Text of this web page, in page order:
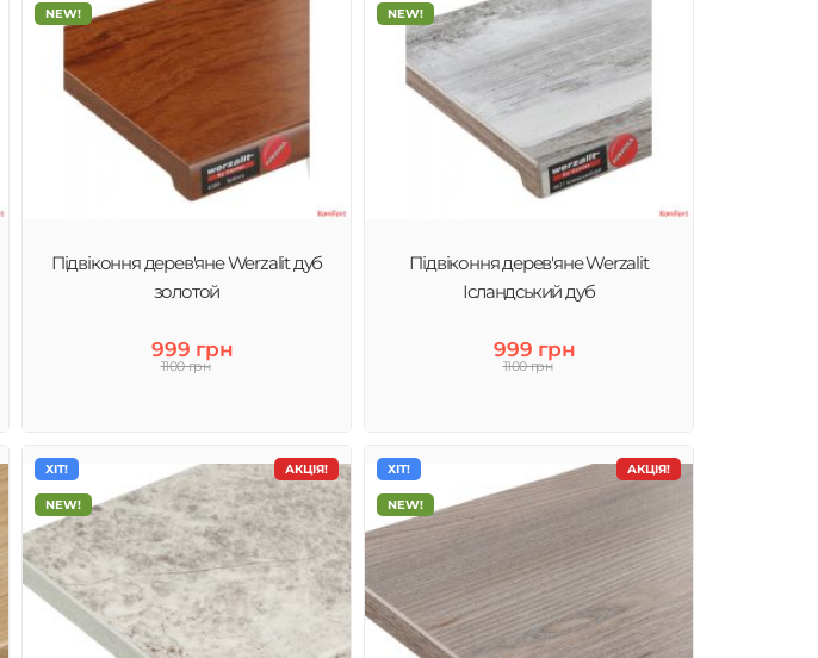
NEW!
Підвіконня дерев'яне Werzalit дуб
золотой
999 грн
1100 грн
NEW!
Підвіконня дерев'яне Werzalit
Ісландський дуб
999 грн
1100 грн
АКЦІЯ!
ХІТ!
NEW!
АКЦІЯ!
ХІТ!
NEW!